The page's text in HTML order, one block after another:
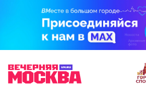
О, всесвятый Николае, угодниче
Господень, теплый наш
скорбех скорый помощниче!
300-400 г шампиньонов или
грибов;
3 ст. ложки фасоли;
по 1 моркови и репчатой
зелень, черный молотый перец и